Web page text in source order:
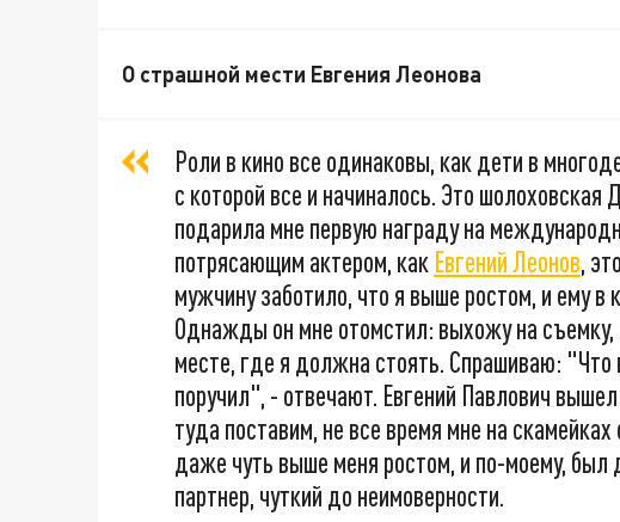
О страшной мести Евгения Леонова
Роли в кино все одинаковы, как дети в
с которой все и начиналось. Это
подарила мне первую награду на
потрясающим актером, как Евгений Леонов,
мужчину заботило, что я выше ростом, и ему в
Однажды он мне отомстил: выхожу на съемку,
месте, где я должна стоять. Спрашиваю:
поручил", - отвечают. Евгений Павлович
туда поставим, не все время мне на
даже чуть выше меня ростом, и по-моему, был
партнер, чуткий до неимоверности.